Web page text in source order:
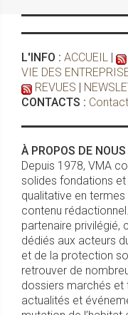
L'INFO : ACCUEIL |
VIE DES
REVUES |
CONTACTS :
À PROPOS DE NOUS
Depuis 1978, VMA
solides fondations et
qualitative en
contenu
partenaire privilégié,
dédiés aux acteurs
et de la protection
retrouver de
dossiers marchés et
actualités et